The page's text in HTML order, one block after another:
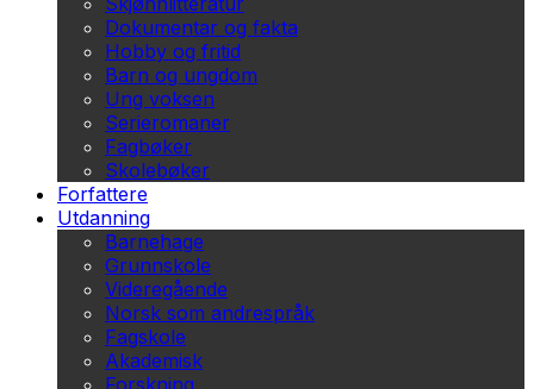
Dokumentar og fakta
Hobby og fritid
Barn og ungdom
Ung voksen
Serieromaner
Fagbøker
Skolebøker
Forfattere
Utdanning
Barnehage
Grunnskole
Videregående
Norsk som andrespråk
Fagskole
Akademisk
Forskning